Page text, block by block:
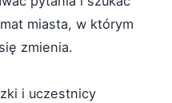
miasta, w którym
zmienia.
i uczestnicy